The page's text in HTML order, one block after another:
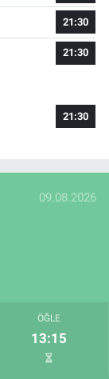
21:30
21:30
21:30
09.08.2026
ÖĞLE
13:15